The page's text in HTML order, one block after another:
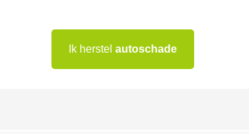
Ik herstel autoschade